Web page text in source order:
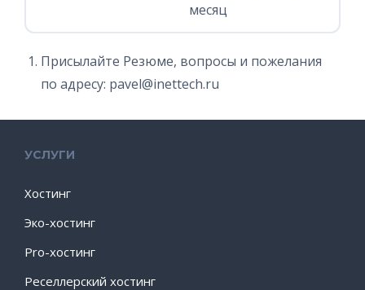
месяц
Присылайте Резюме, вопросы и пожелания
по адресу: pavel@inettech.ru
УСЛУГИ
Хостинг
Эко-хостинг
Pro-хостинг
Реселлерский хостинг